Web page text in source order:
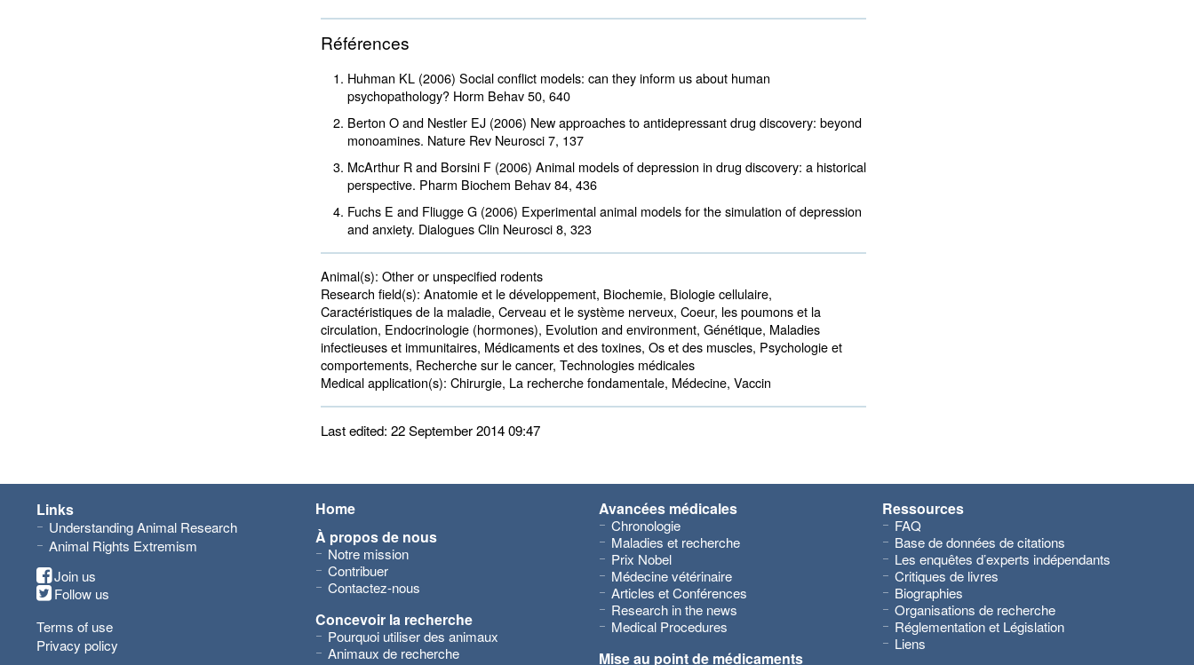
Références
Huhman KL (2006) Social conflict models: can they inform us about human
psychopathology? Horm Behav50, 640
Berton O and Nestler EJ (2006) New approaches to antidepressant drug discovery: beyond
monoamines. Nature Rev Neurosci7, 137
McArthur R and Borsini F (2006) Animal models of depression in drug discovery: a historical
perspective. Pharm Biochem Behav84, 436
Fuchs E and Fliugge G (2006) Experimental animal models for the simulation of depression
and anxiety. Dialogues Clin Neurosci8, 323
Animal(s): Other or unspecified rodents
Research field(s): Anatomie et le développement, Biochemie, Biologie cellulaire,
Caractéristiques de la maladie, Cerveau et le système nerveux, Coeur, les poumons et la
circulation, Endocrinologie (hormones), Evolution and environment, Génétique, Maladies
infectieuses et immunitaires, Médicaments et des toxines, Os et des muscles, Psychologie et
comportements, Recherche sur le cancer, Technologies médicales
Medical application(s): Chirurgie, La recherche fondamentale, Médecine, Vaccin
Last edited: 22 September 2014 09:47
Links
Understanding Animal Research
Animal Rights Extremism
Join us
Follow us
Terms of use
Privacy policy
Home
À propos de nous
Notre mission
Contribuer
Contactez-nous
Concevoir la recherche
Pourquoi utiliser des animaux
Animaux de recherche
Avancées médicales
Chronologie
Maladies et recherche
Prix Nobel
Médecine vétérinaire
Articles et Conférences
Research in the news
Medical Procedures
Mise au point de médicaments
Ressources
FAQ
Base de données de citations
Les enquêtes d’experts indépendants
Critiques de livres
Biographies
Organisations de recherche
Réglementation et Législation
Liens